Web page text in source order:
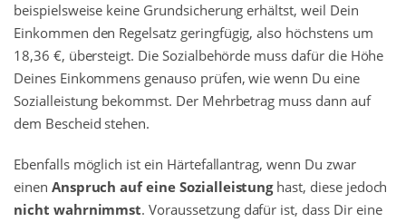
beispielsweise keine Grundsicherung erhältst, weil Dein
Einkommen den Regelsatz geringfügig, also höchstens um
18,36 €, übersteigt. Die Sozialbehörde muss dafür die Höhe
Deines Einkommens genauso prüfen, wie wenn Du eine
Sozialleistung bekommst. Der Mehrbetrag muss dann auf
dem Bescheid stehen.
Ebenfalls möglich ist ein Härtefallantrag, wenn Du zwar
einen Anspruch auf eine Sozialleistunghast, diese jedoch
nicht wahrnimmst. Voraussetzung dafür ist, dass Dir eine